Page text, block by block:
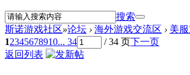
搜索
斯诺游戏社区»论坛 › 海外游戏交流区 › 美
12345678910... 34 / 34 页下一页
返回列表